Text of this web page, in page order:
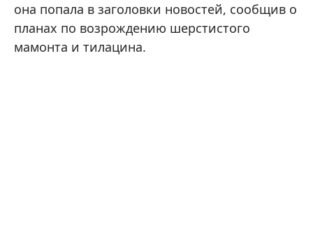
она попала в заголовки новостей, сообщив о
планах по возрождению шерстистого
мамонта и тилацина.